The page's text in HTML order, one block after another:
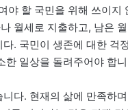
야 할 국민을 위해 쓰이
월세로 지출하고, 남은
. 국민이 생존에 대한
일상을 돌려주어야 합
다. 현재의 삶에 만족하